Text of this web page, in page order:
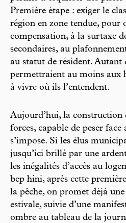
Première étape : exiger le
région en zone tendue, pour
compensation, à la surtaxe
secondaires, au
au statut de résident. Autant
permettraient au moins aux
à vivre où ils l’entendent.
Aujourd’hui, la construction
forces, capable de peser face
s’impose. Si les élus
jusqu’ici brillé par une
les inégalités d’accès au
bep hini, après cette
la pêche, on promet déjà
estivale, suivie d’une
ombre au tableau de la